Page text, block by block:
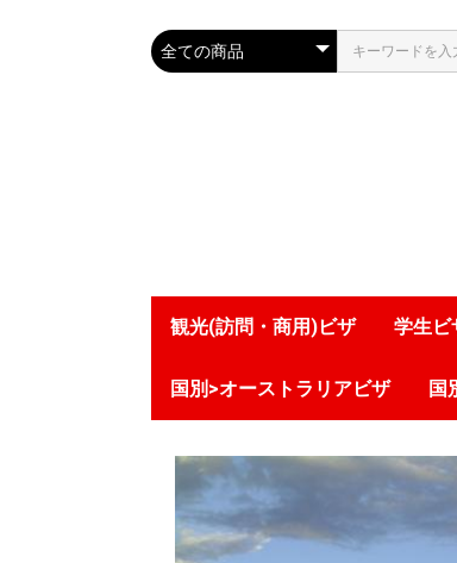
観光(訪問・商用)ビザ 学生ビ
国別>オーストラリアビザ 国